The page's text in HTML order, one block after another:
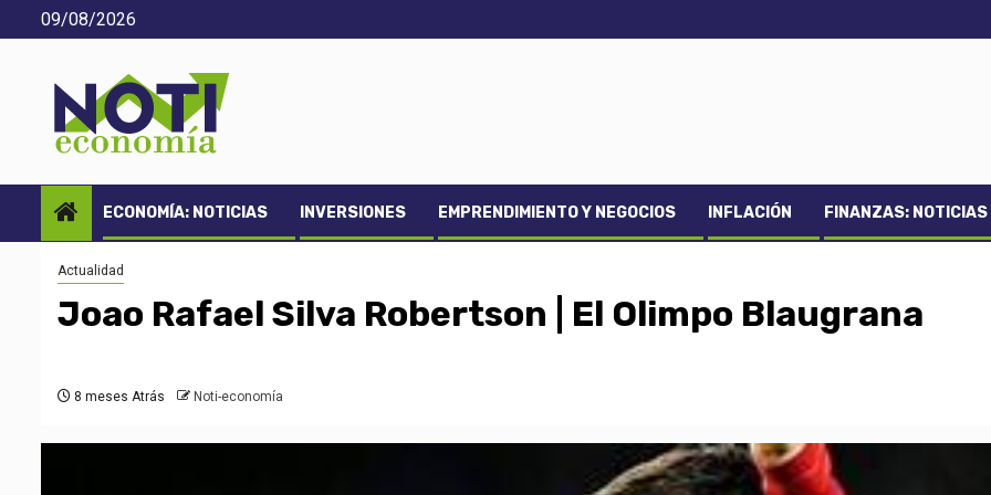
Saltar
al
09/08/2026
ECONOMÍA: NOTICIAS INVERSIONES EMPRENDIMIENTO Y NEGOCIOS INFLACIÓN FINANZAS:
Actualidad
Joao Rafael Silva Robertson | El Olimpo Blaugrana
8 meses Atrás Noti-economía